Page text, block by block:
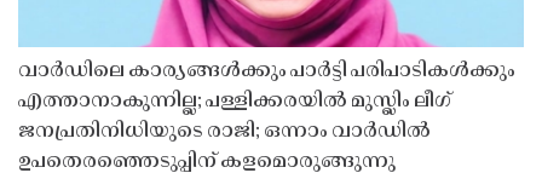
വാർഡിലെ കാര്യങ്ങൾക്കും പാർട്ടി പരിപാടികൾക്കും
എത്താനാകുന്നില്ല; പള്ളിക്കരയിൽ മുസ്ലിം ലീഗ്
ജനപ്രതിനിധിയുടെ രാജി; ഒന്നാം വാർഡിൽ
ഉപതെരഞ്ഞെടുപ്പിന് കളമൊരുങ്ങുന്നു